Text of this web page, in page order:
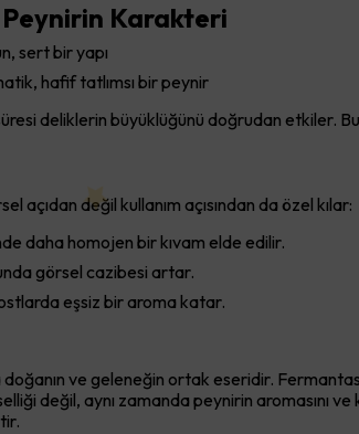
Karakteri
sert bir yapı
hafif tatlımsı bir peynir
deliklerin büyüklüğünü doğrudan etkiler.
açıdan değil kullanım açısından da özel kılar:
daha homojen bir kıvam elde edilir.
görsel cazibesi artar.
eşsiz bir aroma katar.
doğanın ve geleneğin ortak eseridir.
değil, aynı zamanda peynirin aromasını